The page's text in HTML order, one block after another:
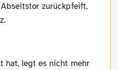
zurückpfeift,